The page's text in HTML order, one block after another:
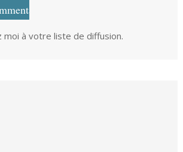
moi à votre liste de diffusion.